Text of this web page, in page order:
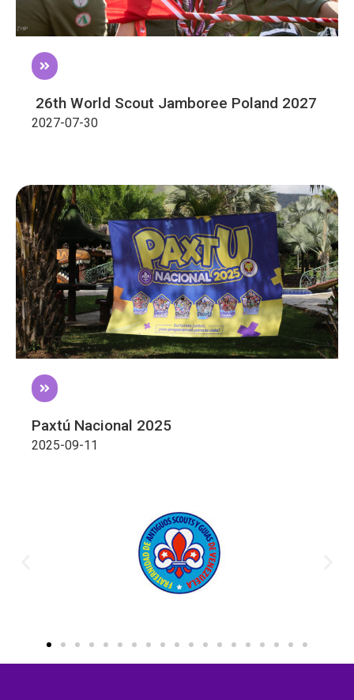
26th World Scout Jamboree Poland 2027
2027-07-30
Paxtú Nacional 2025​
2025-09-11